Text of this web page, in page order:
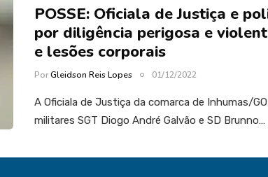
POSSE: Oficiala de Justiça e
por diligência perigosa e
e lesões corporais
PorGleidson Reis Lopes 01/12/2022
A Oficiala de Justiça da comarca de Inhumas/
militares SGT Diogo André Galvão e SD Brunno…